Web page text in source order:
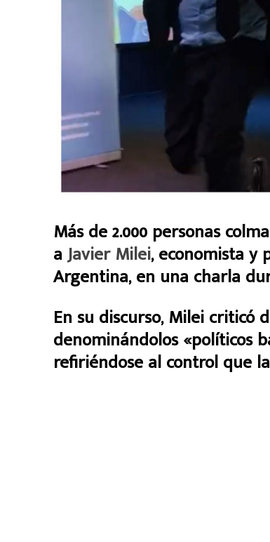
Más de 2.000 personas
aJavier Milei, economista y
Argentina, en una charla
En su discurso, Milei criticó
denominándolos «políticos
refiriéndose al control que